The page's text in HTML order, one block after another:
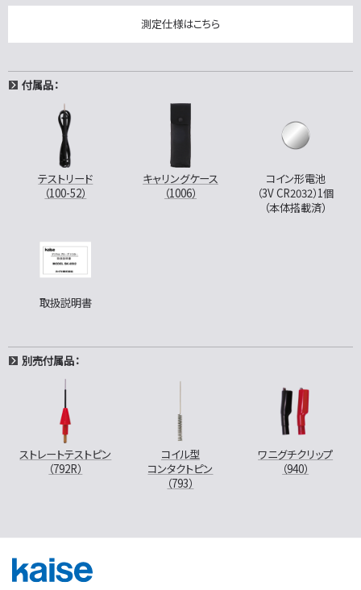
測定仕様はこちら
付属品：
テストリード
（100-52）
キャリングケース
（1006）
コイン形電池
（3V CR2032）1個
（本体搭載済）
取扱説明書
別売付属品：
ストレートテストピン
（792R）
コイル型
コンタクトピン
（793）
ワニグチクリップ
（940）